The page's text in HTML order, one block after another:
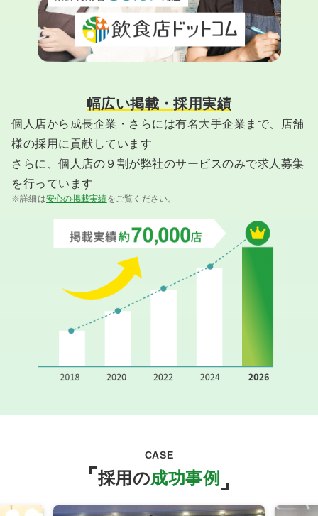
幅広い掲載・採用実績
個人店から成長企業・さらには有名大手企業まで、店舗
様の採用に貢献しています
さらに、個人店の９割が弊社のサービスのみで求人募集
を行っています
※詳細は安心の掲載実績をご覧ください。
CASE
採用の成功事例